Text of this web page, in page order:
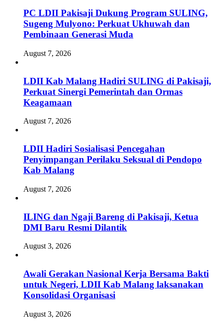
PC LDII Pakisaji Dukung Program SULING,
Sugeng Mulyono: Perkuat Ukhuwah dan
Pembinaan Generasi Muda
August 7, 2026
LDII Kab Malang Hadiri SULING di Pakisaji,
Perkuat Sinergi Pemerintah dan Ormas
Keagamaan
August 7, 2026
LDII Hadiri Sosialisasi Pencegahan
Penyimpangan Perilaku Seksual di Pendopo
Kab Malang
August 7, 2026
ILING dan Ngaji Bareng di Pakisaji, Ketua
DMI Baru Resmi Dilantik
August 3, 2026
Awali Gerakan Nasional Kerja Bersama Bakti
untuk Negeri, LDII Kab Malang laksanakan
Konsolidasi Organisasi
August 3, 2026